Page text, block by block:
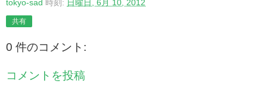
tokyo-sad 時刻: 日曜日, 6月 10, 2012
共有
0 件のコメント:
コメントを投稿